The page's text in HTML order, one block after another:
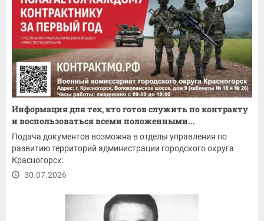
Информация для тех, кто готов служить по контракту
и воспользоваться всеми положенными...
Подача документов возможна в отделы управления по
развитию территорий администрации городского округа
Красногорск:
30.07.2026